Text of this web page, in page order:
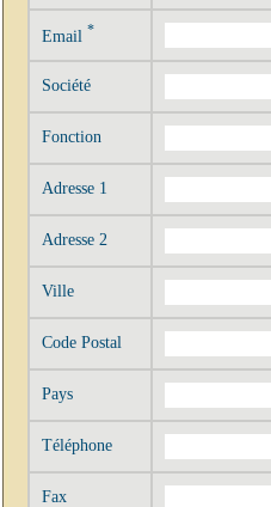
Email *
Société
Fonction
Adresse 1
Adresse 2
Ville
Code Postal
Pays
Téléphone
Fax